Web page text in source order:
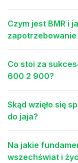
Czym jest BMR i
Co stoi za
600 2 900?
Skąd wzięło się
do jaja?
Na jakie
wszechświat i